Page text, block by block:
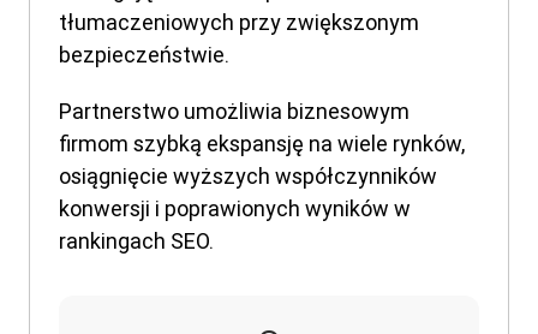
tłumaczeniowych przy zwiększonym
bezpieczeństwie.
Partnerstwo umożliwia biznesowym
firmom szybką ekspansję na wiele rynków,
osiągnięcie wyższych współczynników
konwersji i poprawionych wyników w
rankingach SEO.